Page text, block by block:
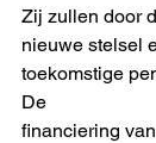
Zij zullen door
nieuwe stelsel
toekomstige
De
financiering